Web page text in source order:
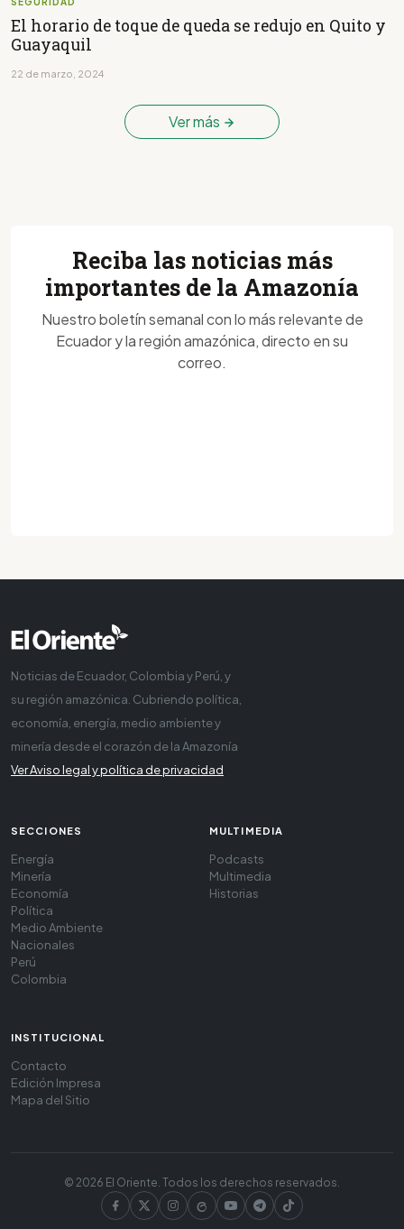
El horario de toque de queda se redujo en Quito y
Guayaquil
22 de marzo, 2024
Ver más
Reciba las noticias más
importantes de la Amazonía
Nuestro boletín semanal con lo más relevante de
Ecuador y la región amazónica, directo en su
correo.
Noticias de Ecuador, Colombia y Perú, y
su región amazónica. Cubriendo política,
economía, energía, medio ambiente y
minería desde el corazón de la Amazonía
Ver Aviso legal y política de privacidad
SECCIONES
Energía
Minería
Economía
Política
Medio Ambiente
Nacionales
Perú
Colombia
MULTIMEDIA
Podcasts
Multimedia
Historias
INSTITUCIONAL
Contacto
Edición Impresa
Mapa del Sitio
© 2026 El Oriente. Todos los derechos reservados.